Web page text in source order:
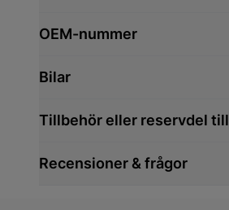
OEM-nummer
Bilar
Tillbehör eller reservdel till
Recensioner & frågor